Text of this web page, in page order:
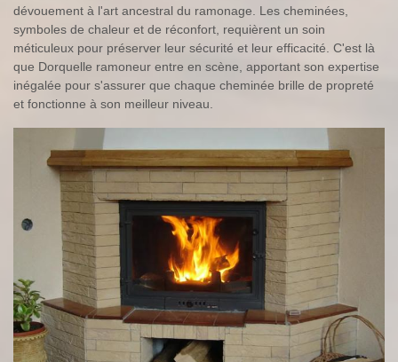
dévouement à l'art ancestral du ramonage. Les cheminées,
symboles de chaleur et de réconfort, requièrent un soin
méticuleux pour préserver leur sécurité et leur efficacité. C'est là
que Dorquelle ramoneur entre en scène, apportant son expertise
inégalée pour s'assurer que chaque cheminée brille de propreté
et fonctionne à son meilleur niveau.